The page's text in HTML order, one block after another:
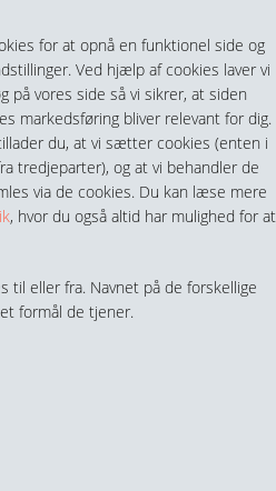
for at opnå en funktionel side og
Ved hjælp af cookies laver vi
på vores side så vi sikrer, at siden
markedsføring bliver relevant for dig.
du, at vi sætter cookies (enten i
tredjeparter), og at vi behandler de
via de cookies. Du kan læse mere
, hvor du også altid har mulighed for at
til eller fra. Navnet på de forskellige
formål de tjener.
0 vare(r) i kurven
0,00 DKK
RUSTFRI